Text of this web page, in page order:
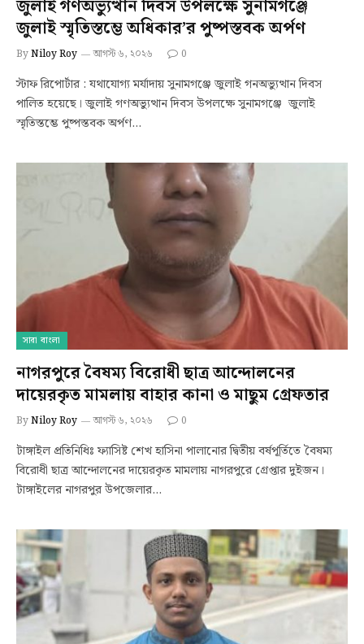
জুলাই গণঅভ্যুত্থান দিবস উপলক্ষে সুনামগঞ্জে
জুলাই স্মৃতিস্তম্ভে অধিকার’র পুষ্পস্তবক অর্পণ
ByNiloy Roy আগস্ট ৬, ২০২৬ 0
স্টাফ রিপোর্টার : যথাযোগ্য মর্যাদায় সুনামগঞ্জে জুলাই গনঅভ্যুত্থান দিবস
পালিত হয়েছে। জুলাই গণঅভ্যুত্থান দিবস উপলক্ষে সুনামগঞ্জে জুলাই
স্মৃতিস্তম্ভে পুষ্পস্তবক অর্পণ…
সারা বাংলা
নাগরপুরে বৈষম্য বিরোধী ছাত্র আন্দোলনের
দায়েরকৃত মামলায় বাহার কানা ও মাছুম গ্রেফতার
ByNiloy Roy আগস্ট ৬, ২০২৬ 0
টাঙ্গাইল প্রতিনিধিঃ ফ্যাসিষ্ট শেখ হাসিনা পালানোর দ্বিতীয় বর্ষপূর্তিতে বৈষম্য
বিরোধী ছাত্র আন্দোলনের দায়েরকৃত মামলায় নাগরপুরে গ্রেপ্তার দুইজন।
টাঙ্গাইলের নাগরপুর উপজেলার…